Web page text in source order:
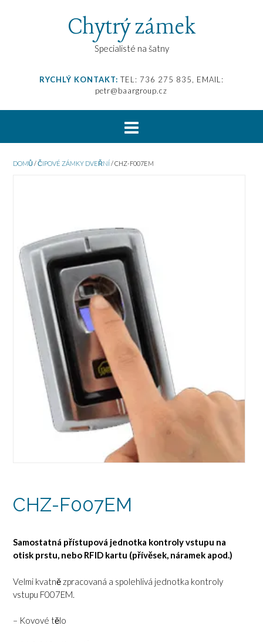
Chytrý zámek
Specialisté na šatny
RYCHLÝ KONTAKT: TEL: 736 275 835, EMAIL:
petr@baargroup.cz
DOMŮ/ČIPOVÉ ZÁMKY DVEŘNÍ/ CHZ-F007EM
CHZ-F007EM
Samostatná přístupová jednotka kontroly vstupu na
otisk prstu, nebo RFID kartu (přívěsek, náramek apod.)
Velmi kvatně zpracovaná a spolehlivá jednotka kontroly
vstupu F007EM.
– Kovové tělo